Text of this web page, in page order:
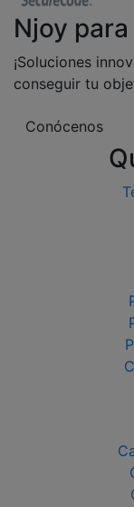
Njoy
¡Soluciones
conseguir tu
Conócenos